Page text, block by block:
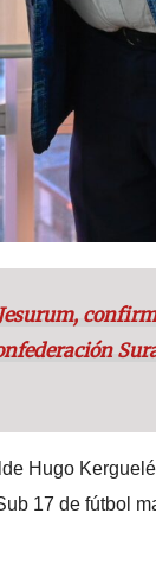
Hugo
17 de fútbol